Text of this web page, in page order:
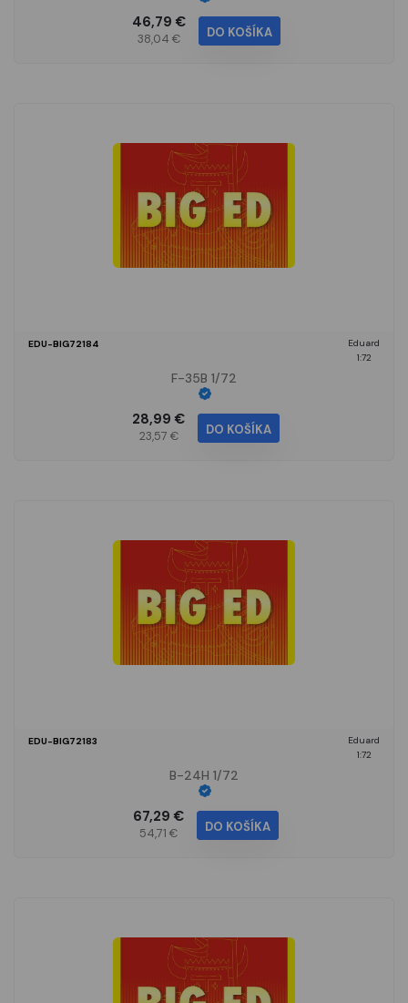
46,79 €
38,04 € DO KOŠÍKA
EDU-BIG72184
Eduard
1:72
F-35B 1/72
28,99 €
23,57 € DO KOŠÍKA
EDU-BIG72183
Eduard
1:72
B-24H 1/72
67,29 €
54,71 € DO KOŠÍKA